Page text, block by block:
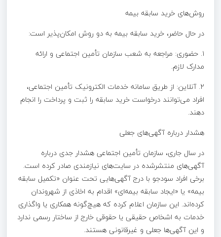
روش‌های خرید سابقه بیمه
در حال حاضر، خرید سابقه بیمه به دو روش امکان‌پذیر است:
۱. حضوری: مراجعه به شعب سازمان تأمین اجتماعی و ارائه
مدارک لازم.
۲. آنلاین: از طریق سامانه خدمات الکترونیک تأمین اجتماعی،
افراد می‌توانند درخواست خرید سابقه را ثبت و پرداخت را انجام
دهند.
هشدار درباره آگهی‌های جعلی
در سال جاری، سازمان تأمین اجتماعی هشدار جدی درباره
آگهی‌های منتشرشده در سایت‌های نیازمندی صادر کرده است.
برخی افراد سودجو با درج آگهی‌هایی تحت عنوان «تکمیل سابقه
بیمه» یا «ایجاد سابقه بیمه‌ای» اقدام به اخاذی از شهروندان
کرده‌اند. این سازمان اعلام کرده که هیچ‌گونه همکاری یا واگذاری
خدمات به اشخاص حقیقی یا حقوقی خارج از ساختار رسمی ندارد
و این آگهی‌ها جعلی و غیرقانونی هستند.